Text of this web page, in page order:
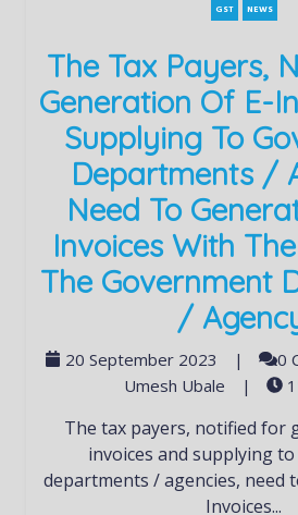
GST NEWS
The Tax Payers,
Generation Of E-
Supplying To
Departments /
Need To
Invoices With
The Government
/
20 September 2023 | 0
Umesh Ubale
|
The tax payers, notified for generation of e-
invoices and supplying
departments / agencies, need
Invoices...